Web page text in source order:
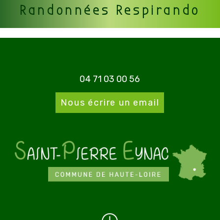
Randonnées Respirando
04 71 03 00 56
Nous écrire un email